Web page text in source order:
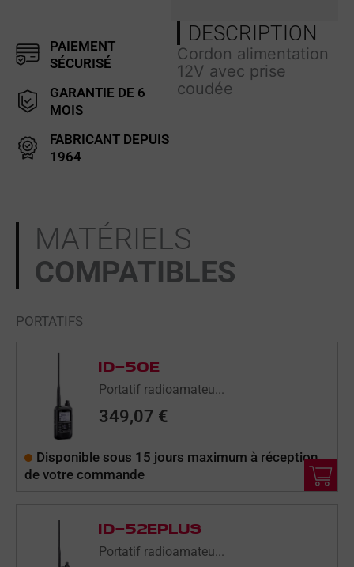
PAIEMENT
SÉCURISÉ
GARANTIE DE 6
MOIS
FABRICANT DEPUIS
1964
DESCRIPTION
Cordon alimentation
12V avec prise
coudée
MATÉRIELS
COMPATIBLES
PORTATIFS
ID-50E
Portatif radioamateu...
349,07 €
Disponible sous 15 jours maximum à réception
de votre commande
ID-52EPLUS
Portatif radioamateu...
PRIX
INITIAL